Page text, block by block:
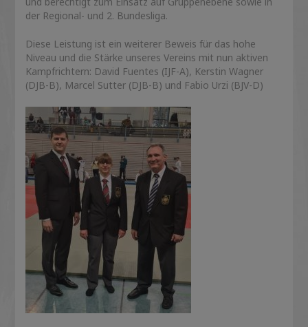
der Regional- und 2. Bundesliga.
Diese Leistung ist ein weiterer Beweis für das hohe
Niveau und die Stärke unseres Vereins mit nun aktiven
Kampfrichtern: David Fuentes (IJF-A), Kerstin Wagner
(DJB-B), Marcel Sutter (DJB-B) und Fabio Urzi (BJV-D)